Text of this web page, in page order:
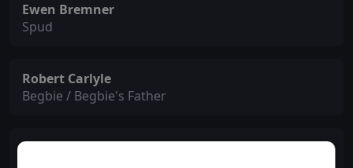
Ewen Bremner
Spud
Robert Carlyle
Begbie / Begbie's Father
Анжела Недялкова